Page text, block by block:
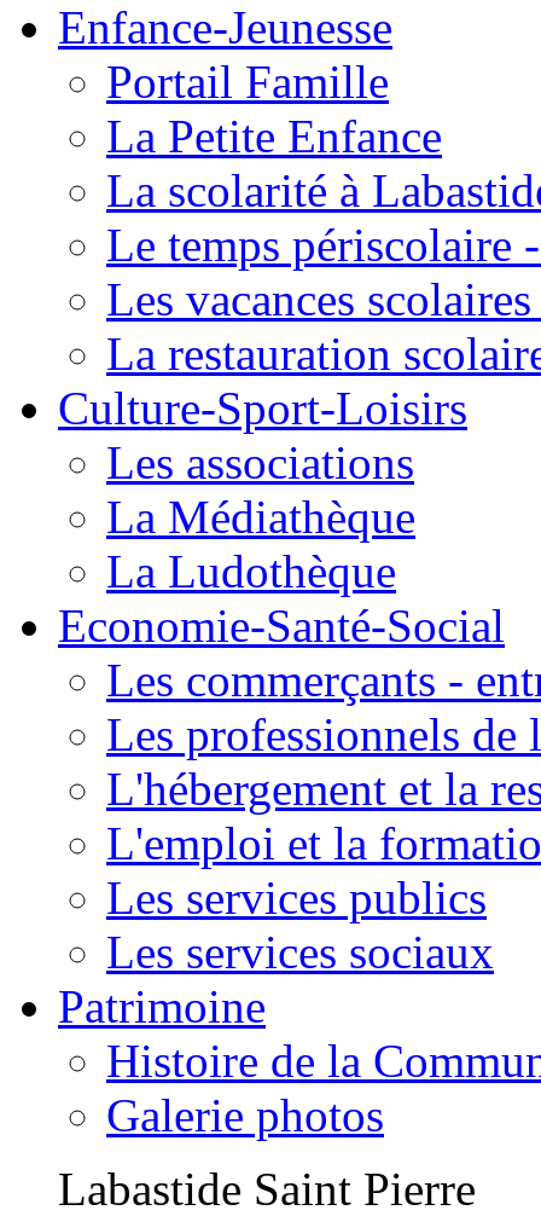
Enfance-Jeunesse
Portail Famille
La Petite Enfance
La scolarité à
Le temps périscolaire
Les vacances
La restauration
Culture-Sport-Loisirs
Les associations
La Médiathèque
La Ludothèque
Economie-Santé-Social
Les commerçants -
Les professionnels de
L'hébergement et la
L'emploi et la
Les services publics
Les services sociaux
Patrimoine
Histoire de la
Galerie photos
Labastide Saint Pierre